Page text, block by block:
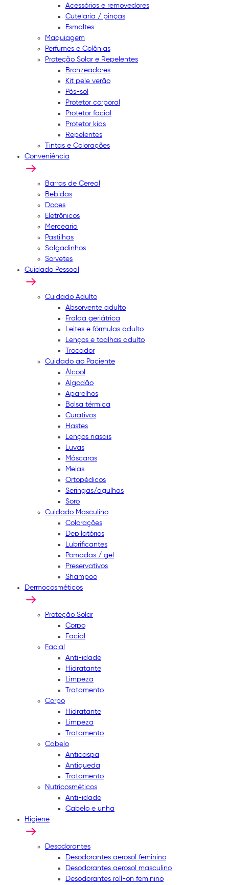
Acessórios e removedores
Cutelaria / pinças
Esmaltes
Maquiagem
Perfumes e Colônias
Proteção Solar e Repelentes
Bronzeadores
Kit pele verão
Pós-sol
Protetor corporal
Protetor facial
Protetor kids
Repelentes
Tintas e Colorações
Conveniência
Barras de Cereal
Bebidas
Doces
Eletrônicos
Mercearia
Pastilhas
Salgadinhos
Sorvetes
Cuidado Pessoal
Cuidado Adulto
Absorvente adulto
Fralda geriátrica
Leites e fórmulas adulto
Lenços e toalhas adulto
Trocador
Cuidado ao Paciente
Álcool
Algodão
Aparelhos
Bolsa térmica
Curativos
Hastes
Lenços nasais
Luvas
Máscaras
Meias
Ortopédicos
Seringas/agulhas
Soro
Cuidado Masculino
Colorações
Depilatórios
Lubrificantes
Pomadas / gel
Preservativos
Shampoo
Dermocosméticos
Proteção Solar
Corpo
Facial
Facial
Anti-idade
Hidratante
Limpeza
Tratamento
Corpo
Hidratante
Limpeza
Tratamento
Cabelo
Anticaspa
Antiqueda
Tratamento
Nutricosméticos
Anti-idade
Cabelo e unha
Higiene
Desodorantes
Desodorantes aerosol feminino
Desodorantes aerosol masculino
Desodorantes roll-on feminino